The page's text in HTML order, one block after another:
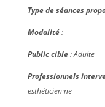
Type de séances
Modalité:
Public cible: Adulte
Professionnels
esthéticien·ne